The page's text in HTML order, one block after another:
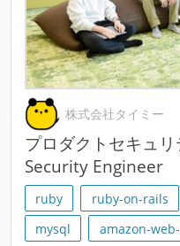
株式会社タイミー
プロダクトセキュ
Security Engineer
ruby ruby-on-rails
mysql
amazon-